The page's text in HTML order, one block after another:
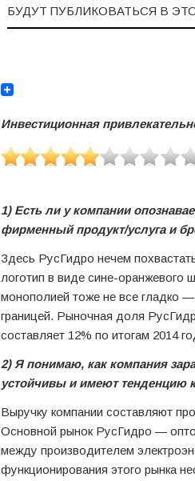
БУДУТ ПУБЛИКОВАТЬСЯ В
Инвестиционная
1) Есть ли у компании
фирменный продукт/услуга и
Здесь РусГидро нечем
логотип в виде сине-оранжевого
монополией тоже не все гладко —
границей. Рыночная доля
составляет 12% по итогам 2014
2) Я понимаю, как компания
устойчивы и имеют тенденцию
Выручку компании составляют
Основной рынок РусГидро —
между производителем
функционирования этого рынка